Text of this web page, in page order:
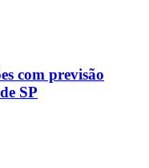
com previsão
SP